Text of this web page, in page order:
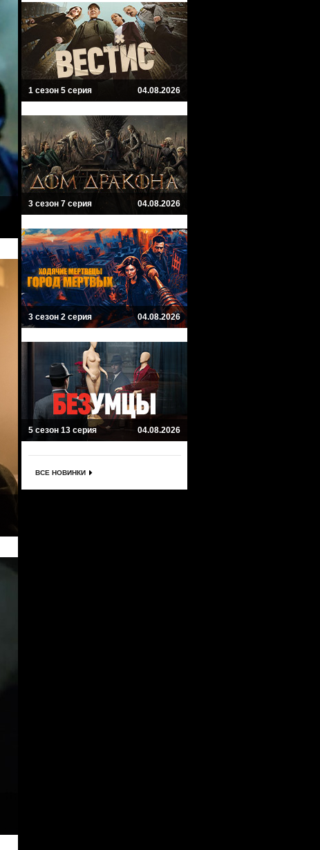
1 сезон 5 серия 04.08.2026
3 сезон 7 серия 04.08.2026
3 сезон 2 серия 04.08.2026
5 сезон 13 серия 04.08.2026
ВСЕ НОВИНКИ